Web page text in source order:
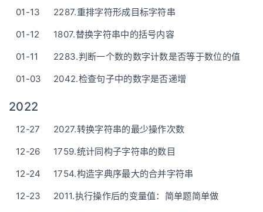
01-13
2287.重排字符形成目标字符串
01-12
1807.替换字符串中的括号内容
01-11
2283.判断一个数的数字计数是否等于数位的值
01-03
2042.检查句子中的数字是否递增
2022
12-27
2027.转换字符串的最少操作次数
12-26
1759.统计同构子字符串的数目
12-24
1754.构造字典序最大的合并字符串
12-23
2011.执行操作后的变量值：简单题简单做